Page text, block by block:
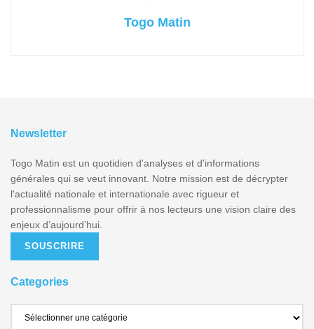
Togo Matin
Newsletter
Togo Matin est un quotidien d'analyses et d'informations
générales qui se veut innovant. Notre mission est de décrypter
l'actualité nationale et internationale avec rigueur et
professionnalisme pour offrir à nos lecteurs une vision claire des
enjeux d’aujourd’hui.
SOUSCRIRE
Categories